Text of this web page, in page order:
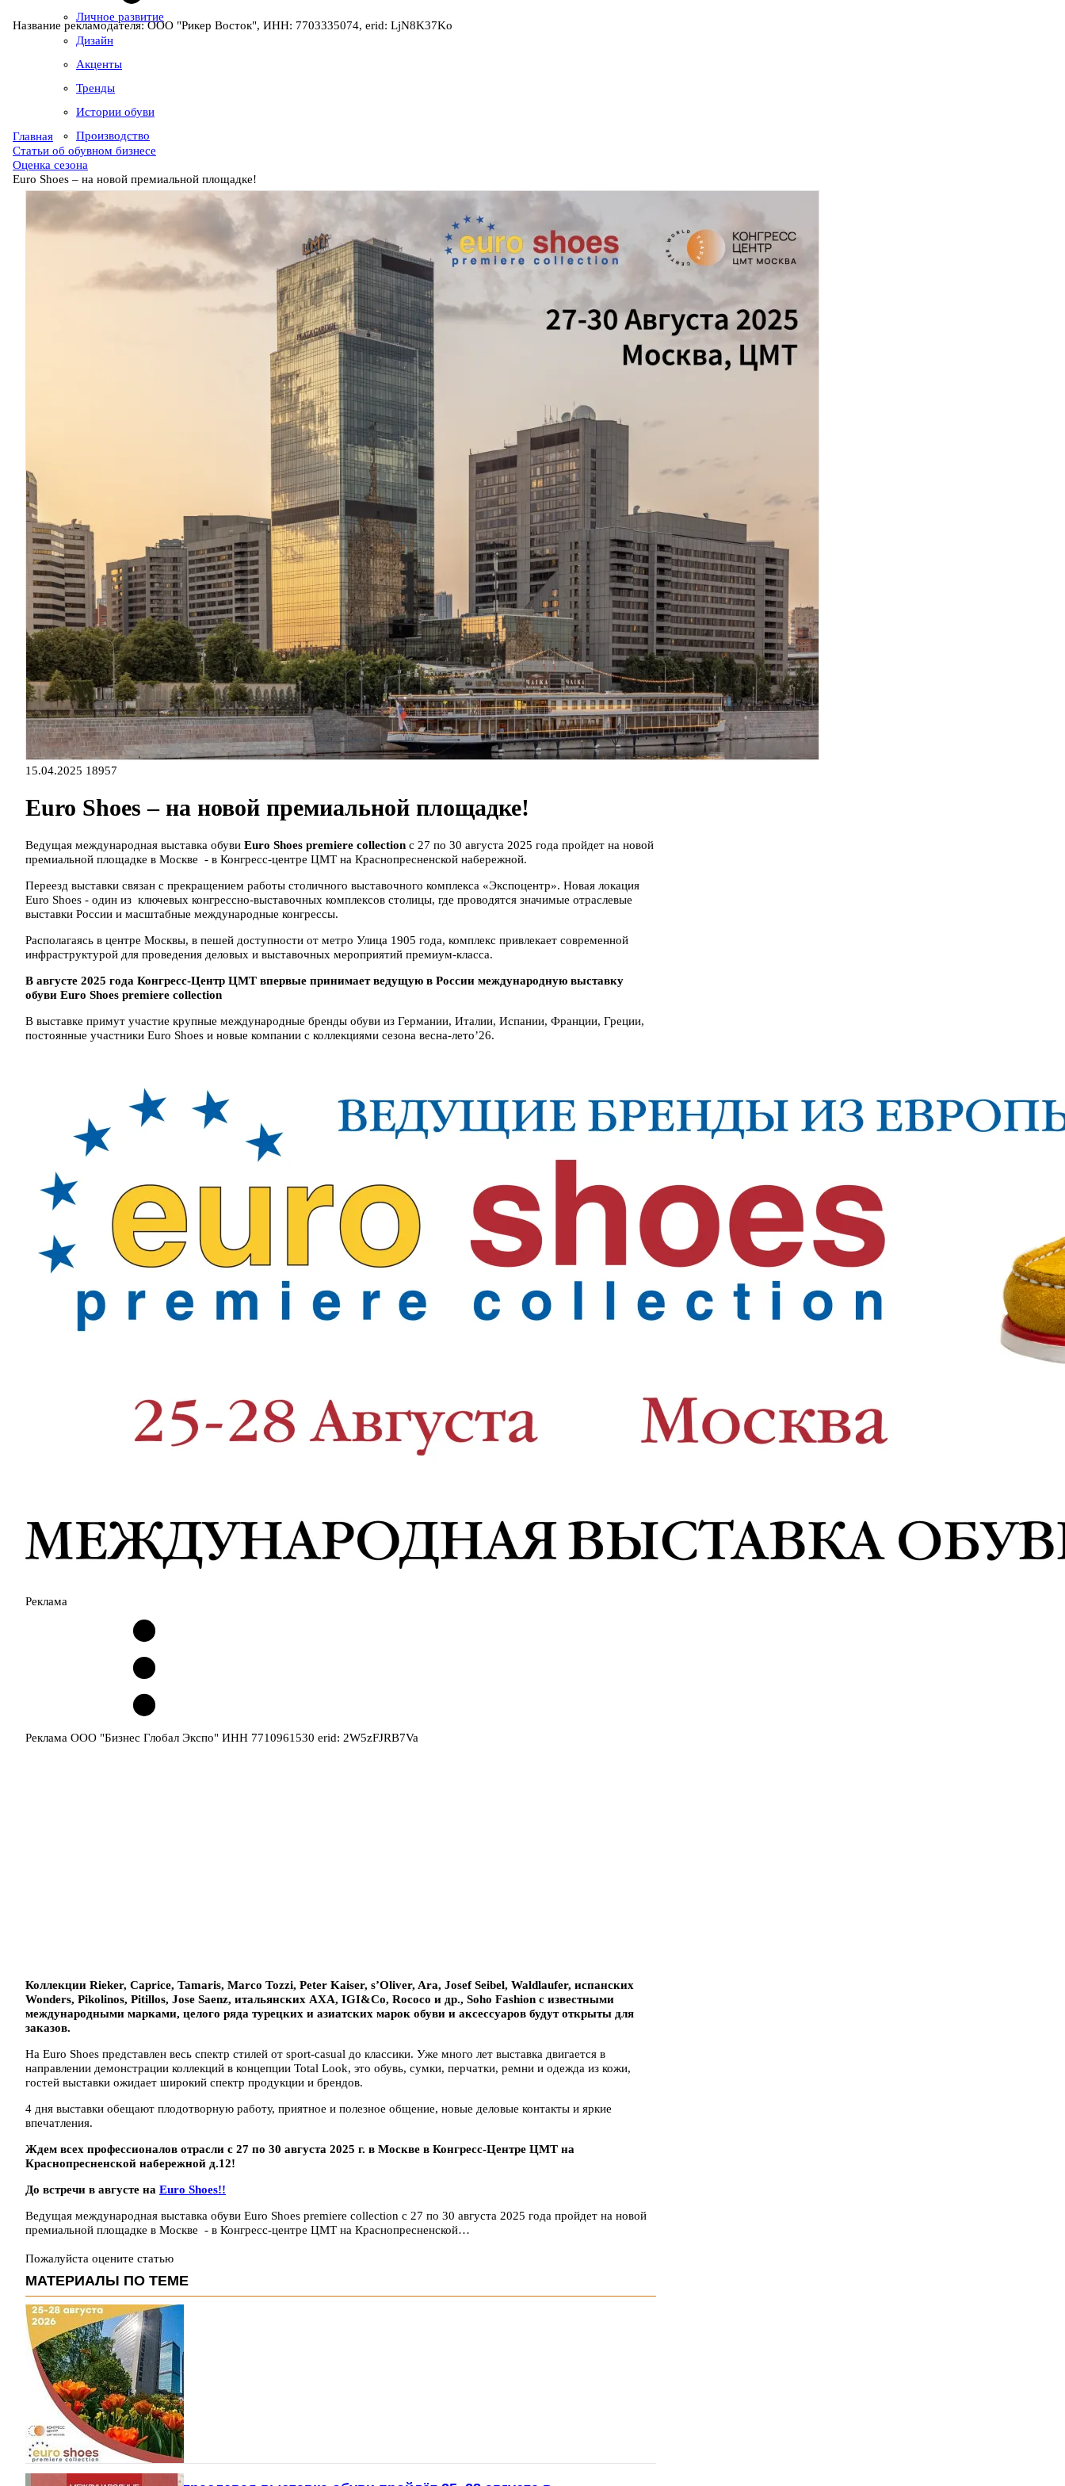
Личное развитие
Дизайн
Акценты
Тренды
Истории обуви
Производство
Название рекламодателя: ООО "Рикер Восток", ИНН: 7703335074, erid: LjN8K37Ko
Главная
Статьи об обувном бизнесе
Оценка сезона
Euro Shoes – на новой премиальной площадке!
15.04.2025 18957
Euro Shoes – на новой премиальной площадке!
Ведущая международная выставка обуви Euro Shoes premiere collection с 27 по 30 августа 2025 года пройдет на новой
премиальной площадке в Москве - в Конгресс-центре ЦМТ на Краснопресненской набережной.
Переезд выставки связан с прекращением работы столичного выставочного комплекса «Экспоцентр». Новая локация
Euro Shoes - один из ключевых конгрессно-выставочных комплексов столицы, где проводятся значимые отраслевые
выставки России и масштабные международные конгрессы.
Располагаясь в центре Москвы, в пешей доступности от метро Улица 1905 года, комплекс привлекает современной
инфраструктурой для проведения деловых и выставочных мероприятий премиум-класса.
В августе 2025 года Конгресс-Центр ЦМТ впервые принимает ведущую в России международную выставку
обуви Euro Shoes premiere collection
В выставке примут участие крупные международные бренды обуви из Германии, Италии, Испании, Франции, Греции,
постоянные участники Euro Shoes и новые компании с коллекциями сезона весна-лето’26.
Реклама
Реклама ООО "Бизнес Глобал Экспо" ИНН 7710961530 erid: 2W5zFJRB7Va
Коллекции Rieker, Caprice, Tamaris, Marco Tozzi, Peter Kaiser, s’Oliver, Ara, Josef Seibel, Waldlaufer, испанских
Wonders, Pikolinos, Pitillos, Jose Saenz, итальянских AXA, IGI&Co, Rococo и др., Soho Fashion с известными
международными марками, целого ряда турецких и азиатских марок обуви и аксессуаров будут открыты для
заказов.
На Euro Shoes представлен весь спектр стилей от sport-casual до классики. Уже много лет выставка двигается в
направлении демонстрации коллекций в концепции Total Look, это обувь, сумки, перчатки, ремни и одежда из кожи,
гостей выставки ожидает широкий спектр продукции и брендов.
4 дня выставки обещают плодотворную работу, приятное и полезное общение, новые деловые контакты и яркие
впечатления.
Ждем всех профессионалов отрасли с 27 по 30 августа 2025 г. в Москве в Конгресс-Центре ЦМТ на
Краснопресненской набережной д.12!
До встречи в августе на Euro Shoes!!
Ведущая международная выставка обуви Euro Shoes premiere collection с 27 по 30 августа 2025 года пройдет на новой
премиальной площадке в Москве - в Конгресс-центре ЦМТ на Краснопресненской…
Пожалуйста оцените статью
МАТЕРИАЛЫ ПО ТЕМЕ